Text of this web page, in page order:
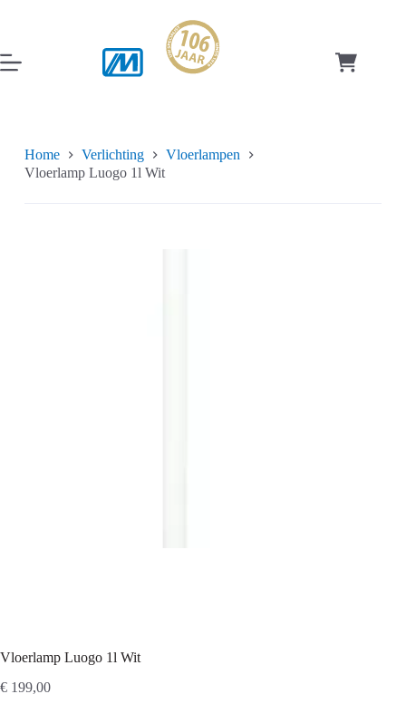
inhoud
Home Verlichting
Vloerlampen
Vloerlamp Luogo 1l Wit
Vloerlamp Luogo 1l Wit
€ 199,00